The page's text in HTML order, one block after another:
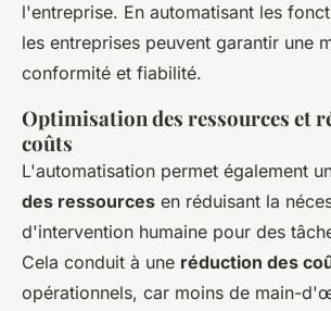
l'entreprise. En automatisant les
les entreprises peuvent garantir une
conformité et fiabilité.
Optimisation des ressources et
coûts
L'automatisation permet également
des ressources en réduisant la
d'intervention humaine pour des
Cela conduit à une réduction des
opérationnels, car moins de main-